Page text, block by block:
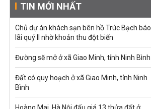
TIN MỚI NHẤT
Chủ dự án khách sạn bên hồ Trúc Bạch báo
lãi quý II nhờ khoản thu đột biến
Đường sẽ mở ở xã Giao Minh, tỉnh Ninh Bình
Đất có quy hoạch ở xã Giao Minh, tỉnh Ninh
Bình